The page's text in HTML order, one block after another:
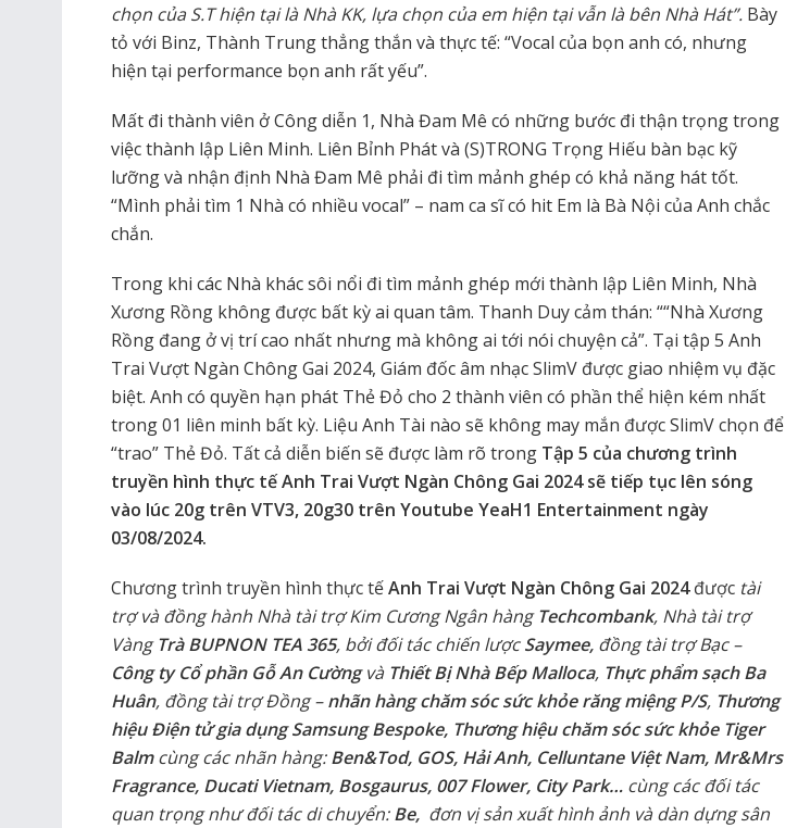
chọn của S.T hiện tại là Nhà KK, lựa chọn của em hiện tại vẫn là bên Nhà Hát”. Bày
tỏ với Binz, Thành Trung thẳng thắn và thực tế: “Vocal của bọn anh có, nhưng
hiện tại performance bọn anh rất yếu”.
Mất đi thành viên ở Công diễn 1, Nhà Đam Mê có những bước đi thận trọng trong
việc thành lập Liên Minh. Liên Bỉnh Phát và (S)TRONG Trọng Hiếu bàn bạc kỹ
lưỡng và nhận định Nhà Đam Mê phải đi tìm mảnh ghép có khả năng hát tốt.
“Mình phải tìm 1 Nhà có nhiều vocal” – nam ca sĩ có hit Em là Bà Nội của Anh chắc
chắn.
Trong khi các Nhà khác sôi nổi đi tìm mảnh ghép mới thành lập Liên Minh, Nhà
Xương Rồng không được bất kỳ ai quan tâm. Thanh Duy cảm thán: ““Nhà Xương
Rồng đang ở vị trí cao nhất nhưng mà không ai tới nói chuyện cả”. Tại tập 5 Anh
Trai Vượt Ngàn Chông Gai 2024, Giám đốc âm nhạc SlimV được giao nhiệm vụ đặc
biệt. Anh có quyền hạn phát Thẻ Đỏ cho 2 thành viên có phần thể hiện kém nhất
trong 01 liên minh bất kỳ. Liệu Anh Tài nào sẽ không may mắn được SlimV chọn để
“trao” Thẻ Đỏ. Tất cả diễn biến sẽ được làm rõ trong Tập 5 của chương trình
truyền hình thực tế Anh Trai Vượt Ngàn Chông Gai 2024 sẽ tiếp tục lên sóng
vào lúc 20g trên VTV3, 20g30 trên Youtube YeaH1 Entertainment ngày
03/08/2024.
Chương trình truyền hình thực tếAnh Trai Vượt Ngàn Chông Gai 2024được tài
trợ và đồng hành Nhà tài trợ Kim Cương Ngân hàngTechcombank, Nhà tài trợ
VàngTrà BUPNON TEA 365, bởi đối tác chiến lượcSaymee, đồng tài trợ Bạc –
Công ty Cổ phần Gỗ An CườngvàThiết Bị Nhà Bếp Malloca, Thực phẩm sạch Ba
Huân, đồng tài trợ Đồng –nhãn hàng chăm sóc sức khỏe răng miệng P/S, Thương
hiệu Điện tử gia dụng Samsung Bespoke, Thương hiệu chăm sóc sức khỏe Tiger
Balmcùng các nhãn hàng:Ben&Tod, GOS, Hải Anh, Celluntane Việt Nam, Mr&Mrs
Fragrance, Ducati Vietnam, Bosgaurus, 007 Flower, City Park… cùng các đối tác
quan trọng như đối tác di chuyển:Be, đơn vị sản xuất hình ảnh và dàn dựng sân